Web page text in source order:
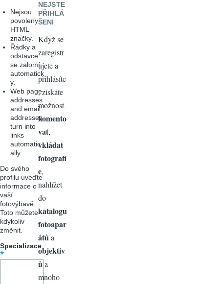
Nejsou
povoleny
HTML
značky.
Řádky a
odstavce
se zalomí
automatick
y.
Web page
addresses
and email
addresses
turn into
links
automatic
ally.
Do svého
profilu uveďte
informace o
vaší
fotovýbavě.
Toto můžete
kdykoliv
změnit.
Specializace
NEJSTE
PŘIHLÁ
ŠENI
Když se
zaregistr
ujete a
přihlásíte
, získáte
možnost
komento
vat,
vkládat
fotografi
e,
nahlížet
do
katalogu
fotoapar
átů a
objektiv
ůa
mnoho